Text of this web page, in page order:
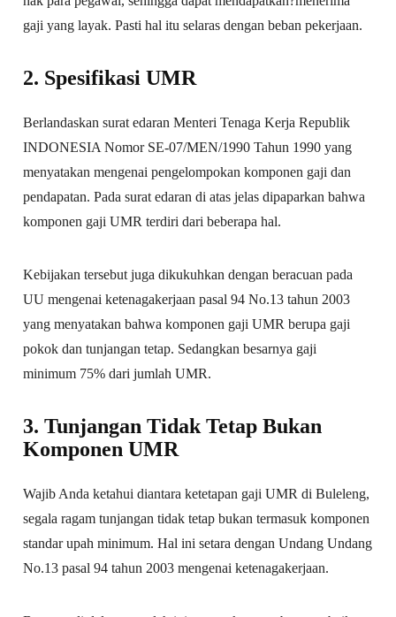
gaji yang layak. Pasti hal itu selaras dengan beban pekerjaan.
2. Spesifikasi UMR
Berlandaskan surat edaran Menteri Tenaga Kerja Republik
INDONESIA Nomor SE-07/MEN/1990 Tahun 1990 yang
menyatakan mengenai pengelompokan komponen gaji dan
pendapatan. Pada surat edaran di atas jelas dipaparkan bahwa
komponen gaji UMR terdiri dari beberapa hal.
Kebijakan tersebut juga dikukuhkan dengan beracuan pada
UU mengenai ketenagakerjaan pasal 94 No.13 tahun 2003
yang menyatakan bahwa komponen gaji UMR berupa gaji
pokok dan tunjangan tetap. Sedangkan besarnya gaji
minimum 75% dari jumlah UMR.
3. Tunjangan Tidak Tetap Bukan
Komponen UMR
Wajib Anda ketahui diantara ketetapan gaji UMR di Buleleng,
segala ragam tunjangan tidak tetap bukan termasuk komponen
standar upah minimum. Hal ini setara dengan Undang Undang
No.13 pasal 94 tahun 2003 mengenai ketenagakerjaan.